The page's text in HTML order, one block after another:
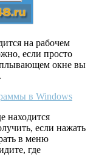
на рабочем
если просто
окне вы
находится
если нажать
в меню
где